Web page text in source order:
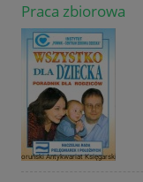
Praca zbiorowa